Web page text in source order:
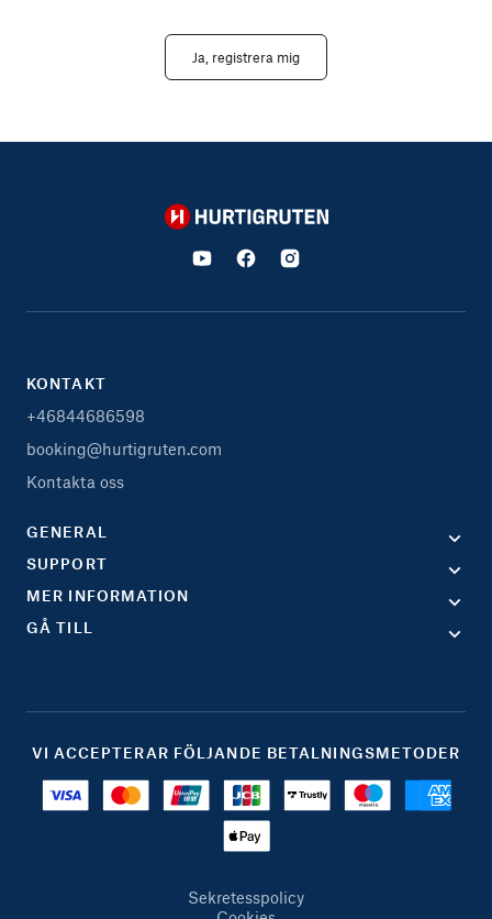
Ja, registrera mig
Hurtigruten
KONTAKT
+46844686598
booking@hurtigruten.com
Kontakta oss
GENERAL
SUPPORT
MER INFORMATION
GÅ TILL
VI ACCEPTERAR FÖLJANDE BETALNINGSMETODER
Sekretesspolicy